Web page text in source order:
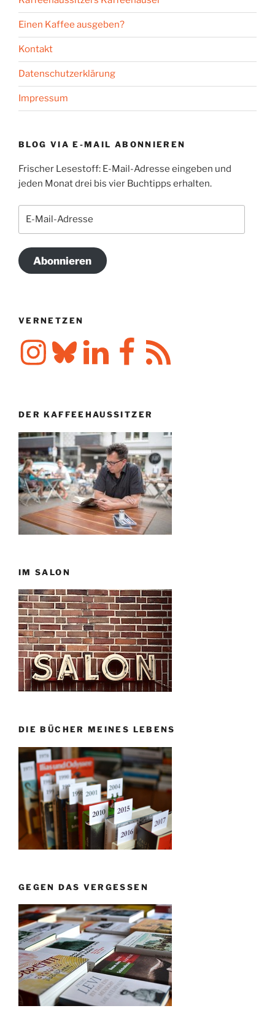
Einen Kaffee ausgeben?
Kontakt
Datenschutzerklärung
Impressum
BLOG VIA E-MAIL ABONNIEREN
Frischer Lesestoff: E-Mail-Adresse eingeben und
jeden Monat drei bis vier Buchtipps erhalten.
Abonnieren
VERNETZEN
InstagramBlueskyLinkedIn FacebookRSS-
Feed
DER KAFFEEHAUSSITZER
IM SALON
DIE BÜCHER MEINES LEBENS
GEGEN DAS VERGESSEN